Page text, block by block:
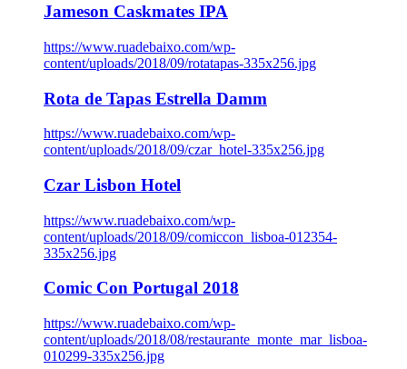
Jameson Caskmates IPA
https://www.ruadebaixo.com/wp-
content/uploads/2018/09/rotatapas-335x256.jpg
Rota de Tapas Estrella Damm
https://www.ruadebaixo.com/wp-
content/uploads/2018/09/czar_hotel-335x256.jpg
Czar Lisbon Hotel
https://www.ruadebaixo.com/wp-
content/uploads/2018/09/comiccon_lisboa-012354-
335x256.jpg
Comic Con Portugal 2018
https://www.ruadebaixo.com/wp-
content/uploads/2018/08/restaurante_monte_mar_lisboa-
010299-335x256.jpg